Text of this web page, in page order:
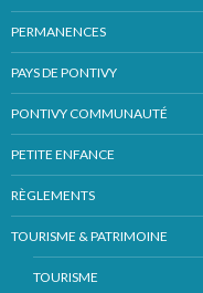
PERMANENCES
PAYS DE PONTIVY
PONTIVY COMMUNAUTÉ
PETITE ENFANCE
RÈGLEMENTS
TOURISME & PATRIMOINE
TOURISME